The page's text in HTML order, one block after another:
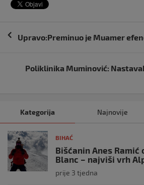
Navigacija
objava
Upravo:Preminuo je Muamer
Poliklinika Muminović:
Kategorija Najnovije
BIHAĆ
Bišćanin Anes
Blanc – najviši vrh
prije 3 tjedna